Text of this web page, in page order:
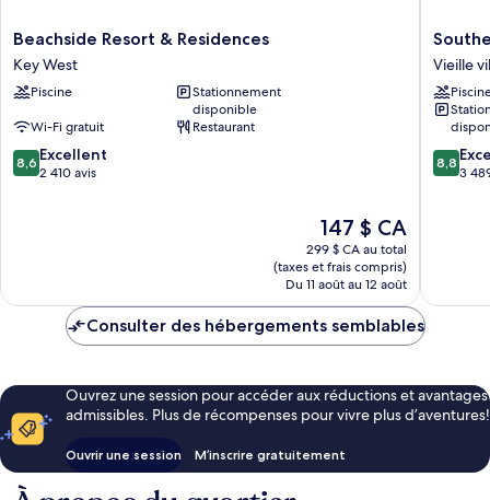
Beachside
Resort
&
Residences
West
Beachside Resort & Residences
Key West
Piscine
Stationnement
disponible
Wi-Fi gratuit
Restaurant
8.6
sur
8,6 Excellent
2 410 avis
Le
prix
est
de
147 $ CA
147 $ CA
299 $ CA au total
(taxes et frais compris)
Du 11 août au 12 août
Beach
Resort
and
Vieille
ville
de
Vieille
8.8
sur
8,8
3
Consulter des hébergements semblables
Ouvrez une session pour accéder aux réductions et avantages
admissibles. Plus de récompenses pour vivre plus d’aventures!
Ouvrir une session M’inscrire gratuitement